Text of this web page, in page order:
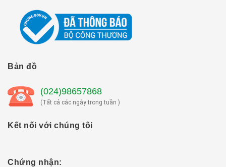
Bản đồ
(024)98657868
(Tất cả các ngày trong tuần )
Kết nối với chúng tôi
Chứng nhận: